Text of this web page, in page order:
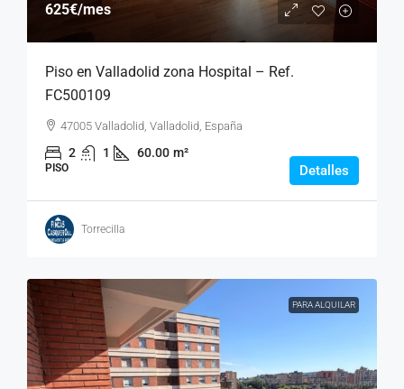
625€/mes
Piso en Valladolid zona Hospital – Ref.
FC500109
47005 Valladolid, Valladolid, España
2 1 60.00 m²
PISO Detalles
Torrecilla
PARA ALQUILAR